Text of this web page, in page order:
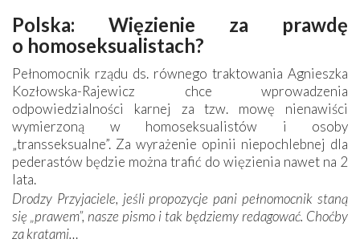
Polska: Więzienie za prawdę
o homoseksualistach?
Pełnomocnik rządu ds. równego traktowania Agnieszka
Kozłowska-Rajewicz chce wprowadzenia
odpowiedzialności karnej za tzw. mowę nienawiści
wymierzoną w homoseksualistów i osoby
„transseksualne”. Za wyrażenie opinii niepochlebnej dla
pederastów będzie można trafić do więzienia nawet na 2
lata.
Drodzy Przyjaciele, jeśli propozycje pani pełnomocnik staną
się „prawem”, nasze pismo i tak będziemy redagować. Choćby
za kratami…